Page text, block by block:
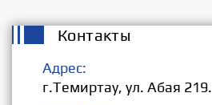
Контакты
Адрес:
г.Темиртау, ул. Абая 219.